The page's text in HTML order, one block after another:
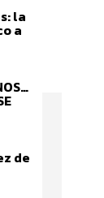
la
a
de